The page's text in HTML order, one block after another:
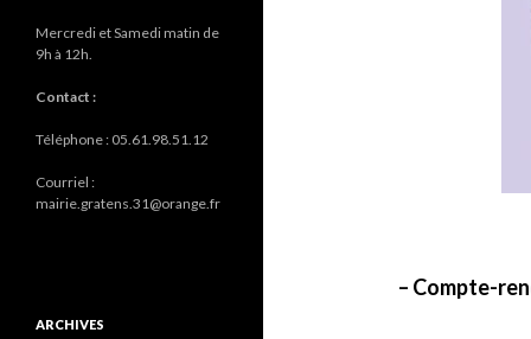
– Compte-
Mercredi et Samedi matin de
9h à 12h.
Contact :
Téléphone : 05.61.98.51.12
Courriel :
mairie.gratens.31@orange.fr
ARCHIVES